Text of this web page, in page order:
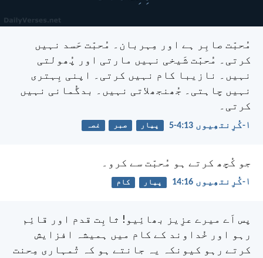
مُحبّت صابِر ہے اور مِہربان۔ مُحبّت حَسد نہیں
کرتی۔ مُحبّت شَیخی نہیں مارتی اور پُھولتی
نہیں۔ نازیبا کام نہیں کرتی۔ اپنی بِہتری
نہیں چاہتی۔ جُھنجھلاتی نہیں۔ بدگُمانی نہیں
کرتی۔
۱-کُرِنتھِیوں 13:‏4-‏5 پیار صبر غصہ
جو کُچھ کرتے ہو مُحبّت سے کرو۔
۱-کُرِنتھِیوں 16:‏14 پیار کام
پس اَے میرے عزِیز بھائِیو! ثابِت قدم اور قائِم
رہو اور خُداوند کے کام میں ہمیشہ افزایش
کرتے رہو کیونکہ یہ جانتے ہو کہ تُمہاری مِحنت